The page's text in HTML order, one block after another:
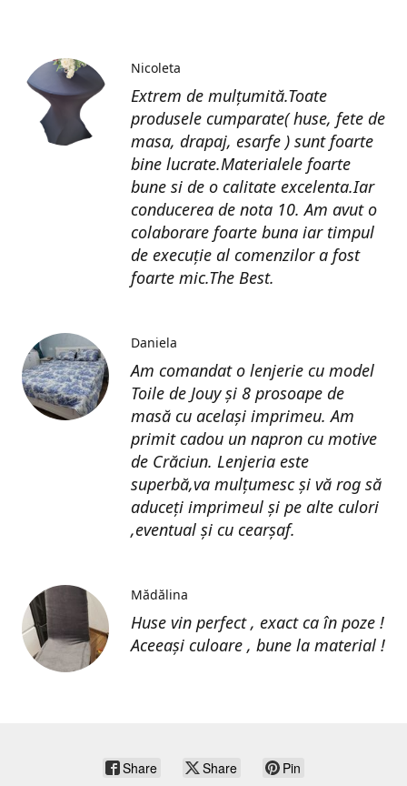
Extrem de mulțumită.Toate
produsele cumparate( huse, fete de
masa, drapaj, esarfe ) sunt foarte
bine lucrate.Materialele foarte
bune si de o calitate excelenta.Iar
conducerea de nota 10. Am avut o
colaborare foarte buna iar timpul
de execuție al comenzilor a fost
foarte mic.The Best.
Nicoleta
Am comandat o lenjerie cu model
Toile de Jouy și 8 prosoape de
masă cu același imprimeu. Am
primit cadou un napron cu motive
de Crăciun. Lenjeria este
superbă,va mulțumesc și vă rog să
aduceți imprimeul și pe alte culori
,eventual și cu cearșaf.
Daniela
Huse vin perfect , exact ca în poze !
Aceeași culoare , bune la material !
Mădălina
Share Share Pin